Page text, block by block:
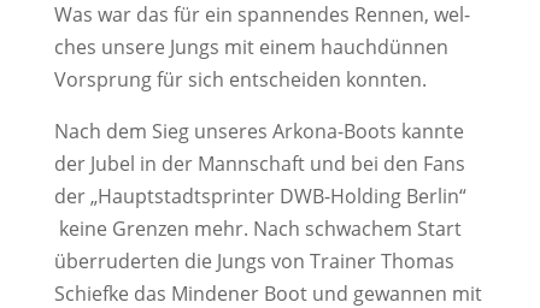
Was war das für ein span­nen­des Ren­nen, wel­
ches unse­re Jungs mit einem hauch­dün­nen
Vor­sprung für sich ent­schei­den konnten.
Nach dem Sieg unse­res Arko­na-Boots kann­te
der Jubel in der Mann­schaft und bei den Fans
der „Haupt­stadt­sprin­ter DWB-Hol­ding Ber­lin“
kei­ne Gren­zen mehr. Nach schwa­chem Start
über­ru­der­ten die Jungs von Trai­ner Tho­mas
Schief­ke das Min­de­ner Boot und gewan­nen mit